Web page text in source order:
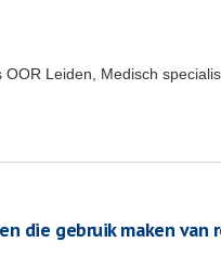
Leiden, Medisch
die gebruik maken van